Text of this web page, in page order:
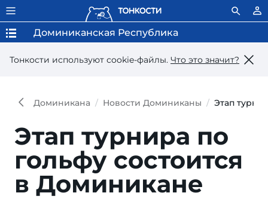
Тонкости используют сookie-файлы. Что это значит?
Доминиканская Республика
Доминикана Новости Доминиканы Этап
Этап турнира по
гольфу состоится
в Доминикане